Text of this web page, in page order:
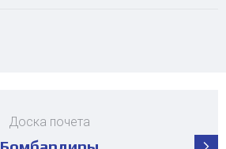
Доска почета